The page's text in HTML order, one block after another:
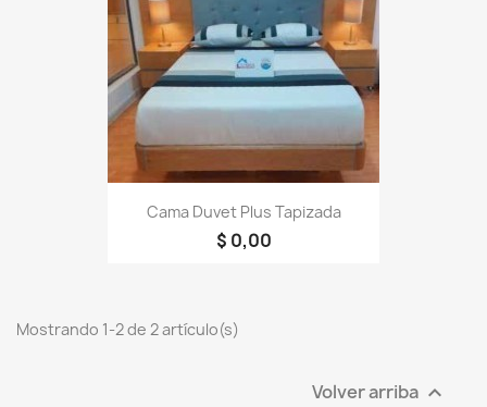
Cama Duvet Plus Tapizada
$ 0,00
Mostrando 1-2 de 2 artículo(s)
Volver arriba 